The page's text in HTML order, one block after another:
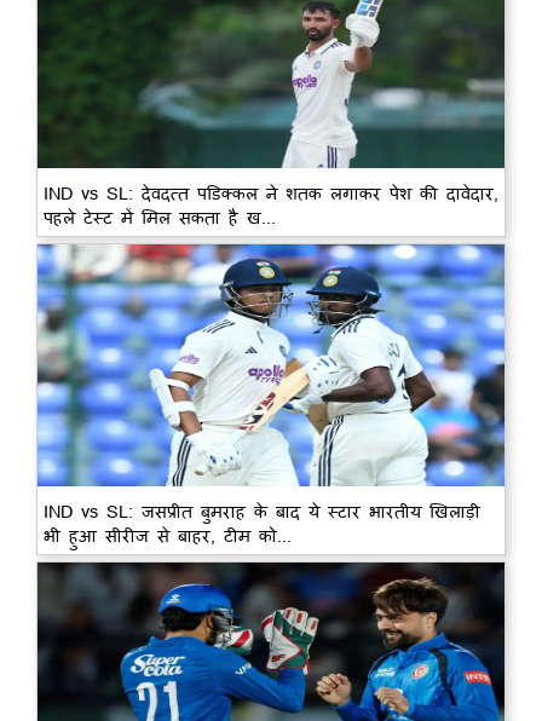
IND vs SL: देवदत्त पडिक्कल ने शतक लगाकर पेश की दावेदार,
पहले टेस्ट में मिल सकता है ख...
IND vs SL: जसप्रीत बुमराह के बाद ये स्टार भारतीय खिलाड़ी
भी हुआ सीरीज से बाहर, टीम को...